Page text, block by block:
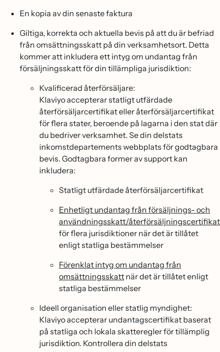
En kopia av din senaste faktura
Giltiga, korrekta och aktuella bevis på att du är befriad
från omsättningsskatt på din verksamhetsort. Detta
kommer att inkludera ett intyg om undantag från
försäljningsskatt för din tillämpliga jurisdiktion:
Kvalificerad återförsäljare:
Klaviyo accepterar statligt utfärdade
återförsäljarcertifikat eller återförsäljarcertifikat
för flera stater, beroende på lagarna i den stat där
du bedriver verksamhet. Se din delstats
inkomstdepartements webbplats för godtagbara
bevis. Godtagbara former av support kan
inkludera:
Statligt utfärdade återförsäljarcertifikat
Enhetligt undantag från försäljnings- och
användningsskatt/återförsäljningscertifikat
för flera jurisdiktioner när det är tillåtet
enligt statliga bestämmelser
Förenklat intyg om undantag från
omsättningsskatt när det är tillåtet enligt
statliga bestämmelser
Ideell organisation eller statlig myndighet:
Klaviyo accepterar undantagscertifikat baserat
på statliga och lokala skatteregler för tillämplig
jurisdiktion. Kontrollera din delstats